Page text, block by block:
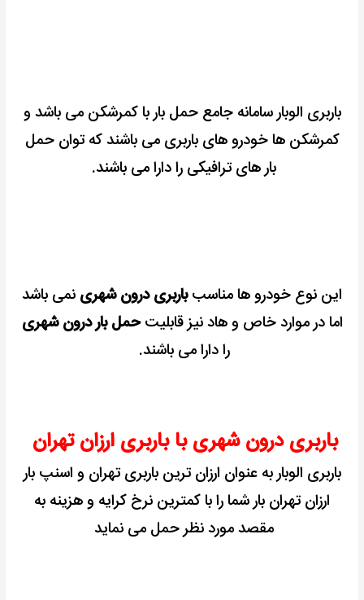
باربری الوبار سامانه جامع حمل بار با کمرشکن می باشد و
کمرشکن ها خودرو های باربری می باشند که توان حمل
بار های ترافیکی را دارا می باشند.
این نوع خودرو ها مناسبباربری درون شهری نمی باشد
اما در موارد خاص و هاد نیز قابلیتحمل بار درون شهری
را دارا می باشند.
باربری درون شهری با باربری ارزان تهران
باربری الوبار به عنوان ارزان ترین باربری تهران و اسنپ بار
ارزان تهران بار شما را با کمترین نرخ کرایه و هزینه به
مقصد مورد نظر حمل می نماید